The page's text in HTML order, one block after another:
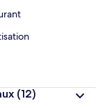
(12)